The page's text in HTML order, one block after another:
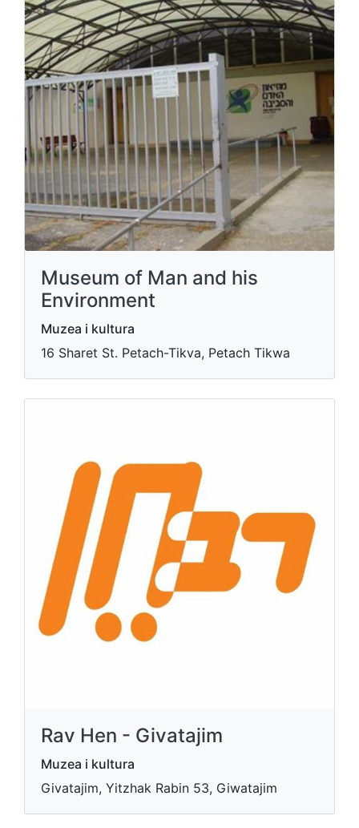
Museum of Man and his
Environment
Muzea i kultura
16 Sharet St. Petach-Tikva, Petach Tikwa
Rav Hen - Givatajim
Muzea i kultura
Givatajim, Yitzhak Rabin 53, Giwatajim